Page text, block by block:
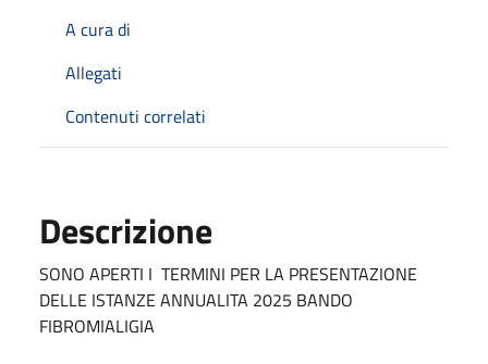
A cura di
Allegati
Contenuti correlati
Descrizione
SONO APERTI I TERMINI PER LA PRESENTAZIONE
DELLE ISTANZE ANNUALITA 2025 BANDO
FIBROMIALIGIA